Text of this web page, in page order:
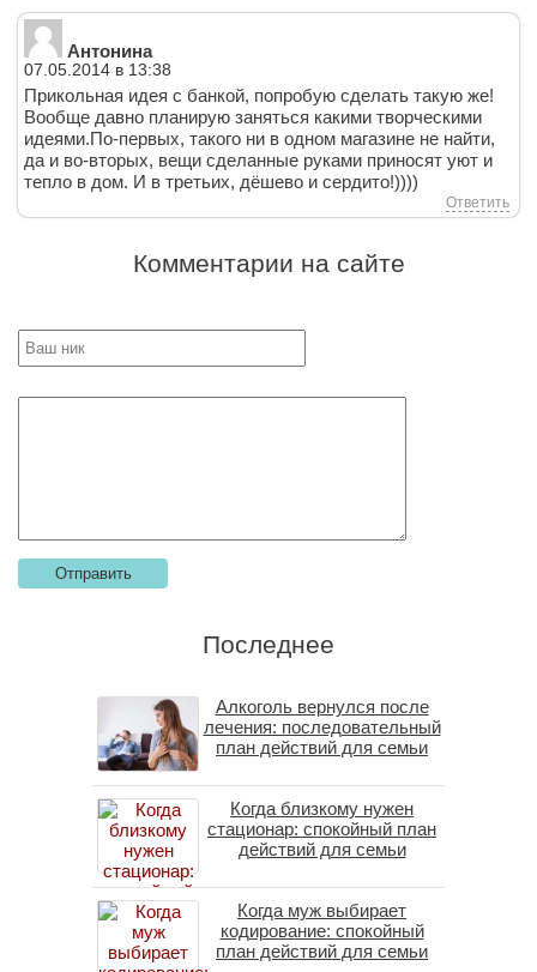
Антонина
07.05.2014 в 13:38
Прикольная идея с банкой, попробую сделать такую же!
Вообще давно планирую заняться какими творческими
идеями.По-первых, такого ни в одном магазине не найти,
да и во-вторых, вещи сделанные руками приносят уют и
тепло в дом. И в третьих, дёшево и сердито!))))
Ответить
Комментарии на сайте
Последнее
Алкоголь вернулся после
лечения: последовательный
план действий для семьи
Когда близкому нужен
стационар: спокойный план
действий для семьи
Когда муж выбирает
кодирование: спокойный
план действий для семьи